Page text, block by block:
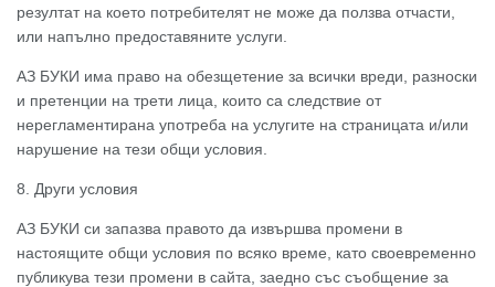
резултат на което потребителят не може да ползва отчасти,
или напълно предоставяните услуги.
АЗ БУКИ има право на обезщетение за всички вреди, разноски
и претенции на трети лица, които са следствие от
нерегламентирана употреба на услугите на страницата и/или
нарушение на тези общи условия.
8. Други условия
АЗ БУКИ си запазва правото да извършва промени в
настоящите общи условия по всяко време, като своевременно
публикува тези промени в сайта, заедно със съобщение за